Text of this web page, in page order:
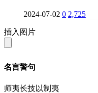
2024-07-02 0 2,725
插入图片
名言警句
师夷长技以制夷